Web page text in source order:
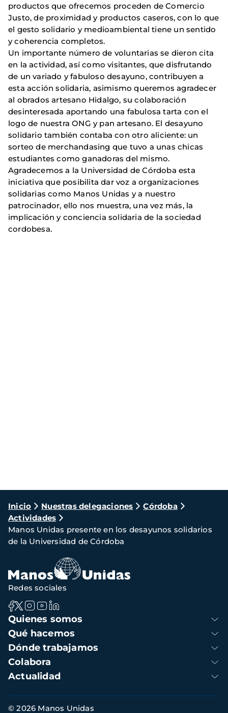
productos que ofrecemos proceden de Comercio
Justo, de proximidad y productos caseros, con lo que
el gesto solidario y medioambiental tiene un sentido
y coherencia completos.
Un importante número de voluntarias se dieron cita
en la actividad, así como visitantes, que disfrutando
de un variado y fabuloso desayuno, contribuyen a
esta acción solidaria, asimismo queremos agradecer
al obrados artesano Hidalgo, su colaboración
desinteresada aportando una fabulosa tarta con el
logo de nuestra ONG y pan artesano. El desayuno
solidario también contaba con otro aliciente: un
sorteo de merchandasing que tuvo a unas chicas
estudiantes como ganadoras del mismo.
Agradecemos a la Universidad de Córdoba esta
iniciativa que posibilita dar voz a organizaciones
solidarias como Manos Unidas y a nuestro
patrocinador, ello nos muestra, una vez más, la
implicación y conciencia solidaria de la sociedad
cordobesa.
Ruta
de
navegación
Inicio Nuestras delegaciones
Córdoba
Actividades
Manos Unidas presente en los desayunos solidarios
de la Universidad de Córdoba
Navegación
principal
Quienes somos
Qué hacemos
Dónde trabajamos
Colabora
Actualidad
Redes sociales
Información
© 2026 Manos Unidas